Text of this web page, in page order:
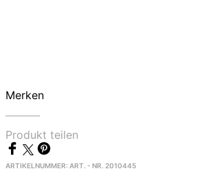
Merken
Produkt teilen
ARTIKELNUMMER: ART. - NR. 2010445